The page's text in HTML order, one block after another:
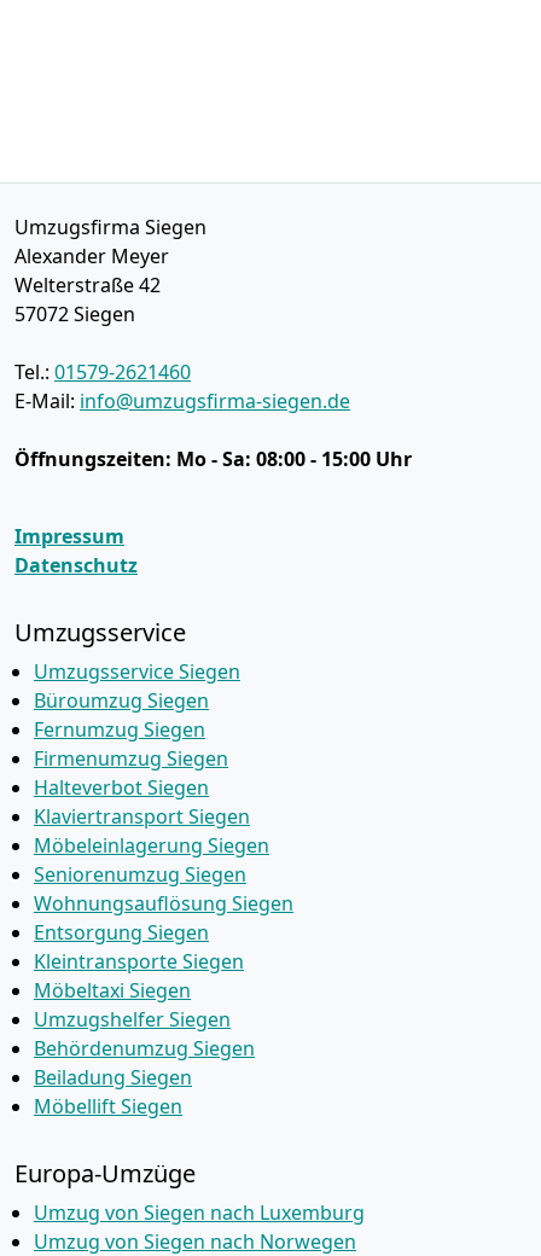
Umzugsfirma Siegen
Alexander Meyer
Welterstraße 42
57072Siegen
Tel.: 01579-2621460
E-Mail: info@umzugsfirma-siegen.de
Öffnungszeiten: Mo - Sa: 08:00 - 15:00 Uhr
Impressum
Datenschutz
Umzugsservice
Umzugsservice Siegen
Büroumzug Siegen
Fernumzug Siegen
Firmenumzug Siegen
Halteverbot Siegen
Klaviertransport Siegen
Möbeleinlagerung Siegen
Seniorenumzug Siegen
Wohnungsauflösung Siegen
Entsorgung Siegen
Kleintransporte Siegen
Möbeltaxi Siegen
Umzugshelfer Siegen
Behördenumzug Siegen
Beiladung Siegen
Möbellift Siegen
Europa-Umzüge
Umzug von Siegen nach Luxemburg
Umzug von Siegen nach Norwegen